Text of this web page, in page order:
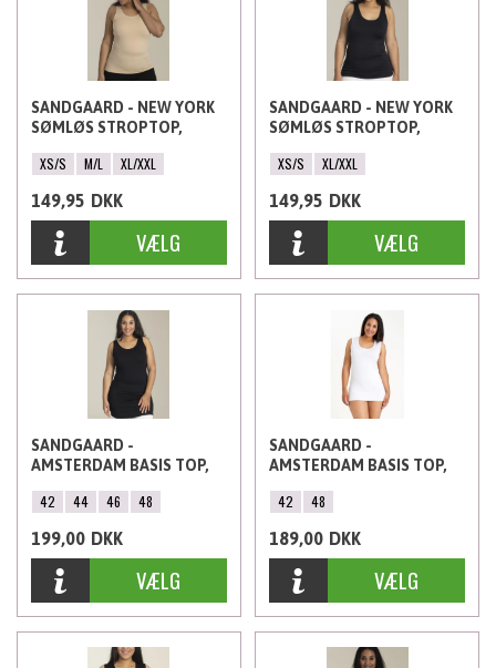
SANDGAARD - NEW YORK
SØMLØS STROPTOP,
XS/S M/L XL/XXL
149,95 DKK
SANDGAARD - NEW YORK
SØMLØS STROPTOP,
XS/S XL/XXL
149,95 DKK
SANDGAARD -
AMSTERDAM BASIS TOP,
42 44 46 48
199,00 DKK
SANDGAARD -
AMSTERDAM BASIS TOP,
42 48
189,00 DKK